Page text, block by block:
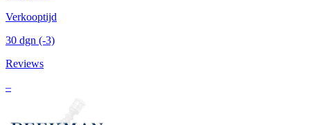
Verkooptijd
30 dgn (-3)
Reviews
–